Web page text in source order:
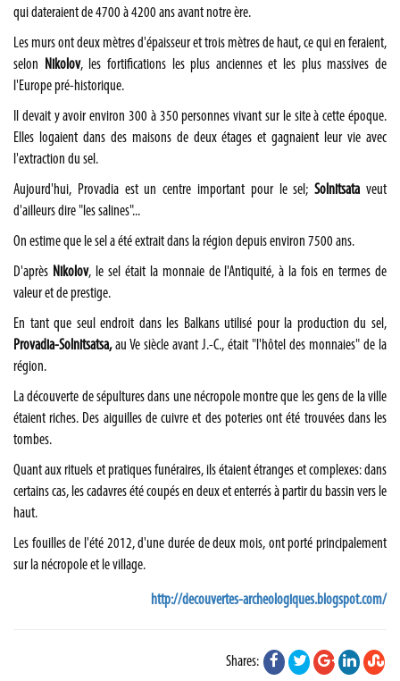
qui dateraient de 4700 à 4200 ans avant notre ère.
Les murs ont deux mètres d'épaisseur et trois mètres de haut, ce qui en feraient,
selon Nikolov, les fortifications les plus anciennes et les plus massives de
l'Europe pré-historique.
Il devait y avoir environ 300 à 350 personnes vivant sur le site à cette époque.
Elles logaient dans des maisons de deux étages et gagnaient leur vie avec
l'extraction du sel.
Aujourd'hui, Provadia est un centre important pour le sel;Solnitsata veut
d'ailleurs dire "les salines"...
On estime que le sel a été extrait dans la région depuis environ 7500 ans.
D'après Nikolov, le sel était la monnaie de l'Antiquité, à la fois en termes de
valeur et de prestige.
En tant que seul endroit dans les Balkans utilisé pour la production du sel,
Provadia-Solnitsatsa,au Ve siècle avant J.-C., était "l'hôtel des monnaies" de la
région.
La découverte de sépultures dans une nécropole montre que les gens de la ville
étaient riches. Des aiguilles de cuivre et des poteries ont été trouvées dans les
tombes.
Quant aux rituels et pratiques funéraires, ils étaient étranges et complexes: dans
certains cas, les cadavres été coupés en deux et enterrés à partir du bassin vers le
haut.
Les fouilles de l'été 2012, d'une durée de deux mois, ont porté principalement
sur la nécropole et le village.
http://decouvertes-archeologiques.blogspot.com/
Shares: